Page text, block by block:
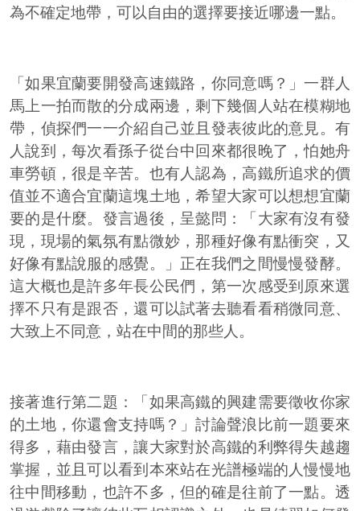
為不確定地帶，可以自由的選擇要接近哪邊一點。
「如果宜蘭要開發高速鐵路，你同意嗎？」一群人
馬上一拍而散的分成兩邊，剩下幾個人站在模糊地
帶，偵探們一一介紹自己並且發表彼此的意見。有
人說到，每次看孫子從台中回來都很晚了，怕她舟
車勞頓，很是辛苦。也有人認為，高鐵所追求的價
值並不適合宜蘭這塊土地，希望大家可以想想宜蘭
要的是什麼。發言過後，呈懿問：「大家有沒有發
現，現場的氣氛有點微妙，那種好像有點衝突，又
好像有點說服的感覺。」正在我們之間慢慢發酵。
這大概也是許多年長公民們，第一次感受到原來選
擇不只有是跟否，還可以試著去聽看看稍微同意、
大致上不同意，站在中間的那些人。
接著進行第二題：「如果高鐵的興建需要徵收你家
的土地，你還會支持嗎？」討論聲浪比前一題要來
得多，藉由發言，讓大家對於高鐵的利弊得失越趨
掌握，並且可以看到本來站在光譜極端的人慢慢地
往中間移動，也許不多，但的確是往前了一點。透